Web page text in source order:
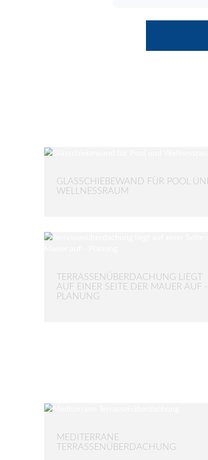
GLASSCHIEBEWAND FÜR POOL
WELLNESSRAUM
TERRASSENÜBERDACHUNG LIEGT
AUF EINER SEITE DER MAUER AUF -
PLANUNG
MEDITERRANE
TERRASSENÜBERDACHUNG